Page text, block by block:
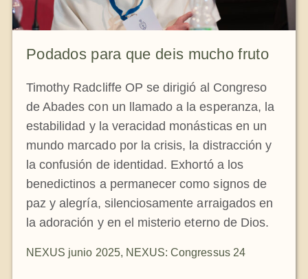
Podados para que deis mucho fruto
Timothy Radcliffe OP se dirigió al Congreso
de Abades con un llamado a la esperanza, la
estabilidad y la veracidad monásticas en un
mundo marcado por la crisis, la distracción y
la confusión de identidad. Exhortó a los
benedictinos a permanecer como signos de
paz y alegría, silenciosamente arraigados en
la adoración y en el misterio eterno de Dios.
NEXUS junio 2025, NEXUS: Congressus 24